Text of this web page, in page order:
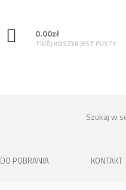
0.00zł
TWÓJ KOSZYK JEST PUSTY
DO POBRANIA KONTAKT